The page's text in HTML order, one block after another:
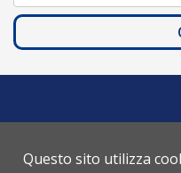
Questo sito utilizza
LA